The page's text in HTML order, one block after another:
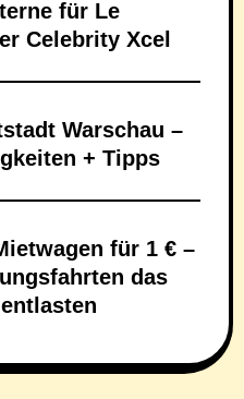
für Le
Celebrity Xcel
Warschau –
+ Tipps
für 1 € –
das